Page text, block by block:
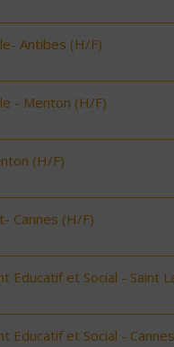
Antibes (H/F)
- Menton (H/F)
(H/F)
Cannes (H/F)
Educatif et Social - Saint
Educatif et Social -